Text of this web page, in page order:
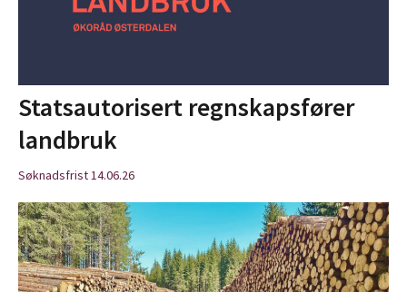
Statsautorisert regnskapsfører
landbruk
Søknadsfrist 14.06.26